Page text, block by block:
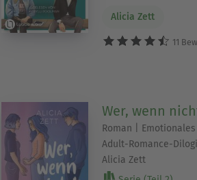
Alicia Zett
11
Wer, wenn
Roman |
Adult-Romance-
Alicia Zett